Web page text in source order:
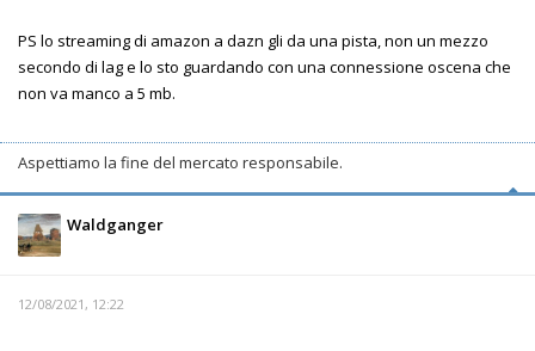
PS lo streaming di amazon a dazn gli da una pista, non un mezzo
secondo di lag e lo sto guardando con una connessione oscena che
non va manco a 5 mb.
Aspettiamo la fine del mercato responsabile.
Waldganger
12/08/2021, 12:22